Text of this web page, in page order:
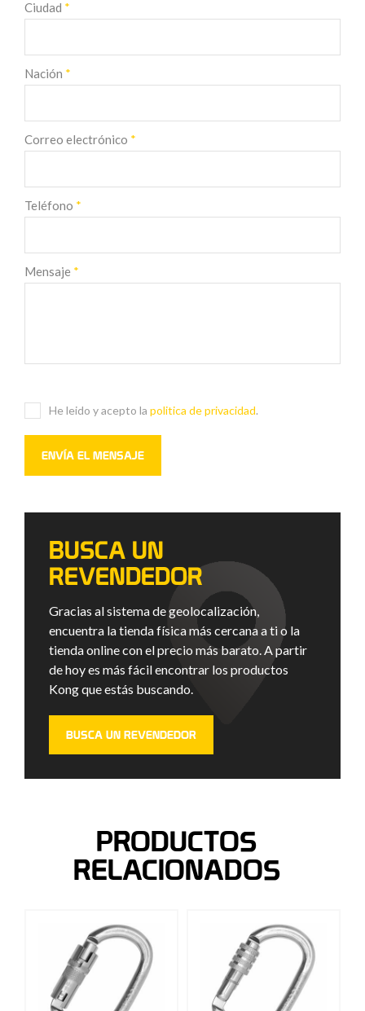
Ciudad *
Nación *
Correo electrónico *
Teléfono *
Mensaje *
He leido y acepto la politica de privacidad.
BUSCA UN
REVENDEDOR
Gracias al sistema de geolocalización,
encuentra la tienda física más cercana a ti o la
tienda online con el precio más barato. A partir
de hoy es más fácil encontrar los productos
Kong que estás buscando.
BUSCA UN REVENDEDOR
PRODUCTOS
RELACIONADOS